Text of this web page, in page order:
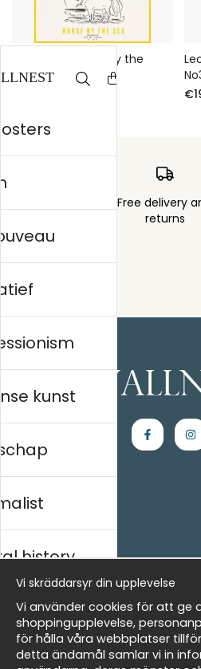
Leo Gestel Horse by the
Sea No5 - Poster
Free delivery
returns
Handla
Villkor
- Returer och återbetalningar
Om cookies
Mina favoriter
Nieuwsbrief
kunst
history
Vi skräddarsyr din upplevelse
Vi använder cookies för att ge
shoppingupplevelse,
för hålla våra webbplatser
detta ändamål samlar vi in